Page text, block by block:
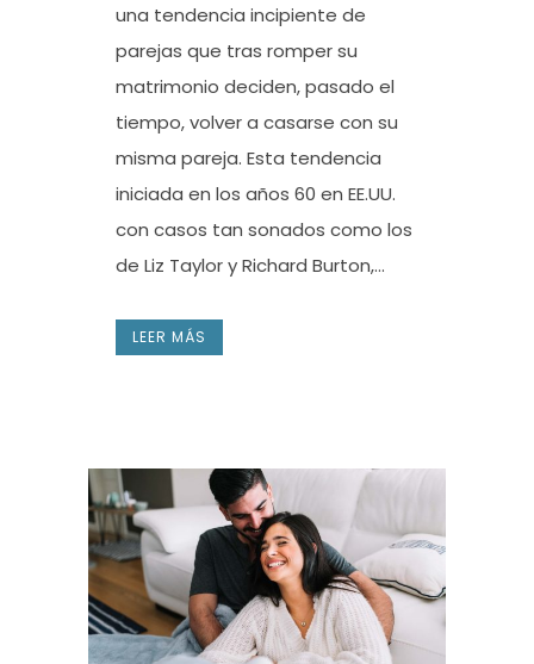
una tendencia incipiente de
parejas que tras romper su
matrimonio deciden, pasado el
tiempo, volver a casarse con su
misma pareja. Esta tendencia
iniciada en los años 60 en EE.UU.
con casos tan sonados como los
de Liz Taylor y Richard Burton,...
LEER MÁS